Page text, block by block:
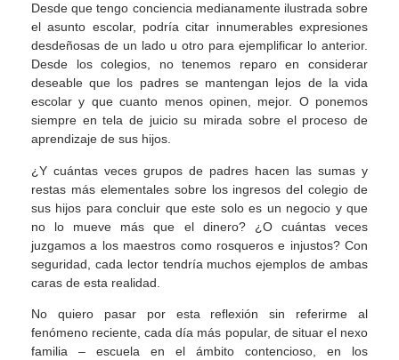
Desde que tengo conciencia medianamente ilustrada sobre
el asunto escolar, podría citar innumerables expresiones
desdeñosas de un lado u otro para ejemplificar lo anterior.
Desde los colegios, no tenemos reparo en considerar
deseable que los padres se mantengan lejos de la vida
escolar y que cuanto menos opinen, mejor. O ponemos
siempre en tela de juicio su mirada sobre el proceso de
aprendizaje de sus hijos.
¿Y cuántas veces grupos de padres hacen las sumas y
restas más elementales sobre los ingresos del colegio de
sus hijos para concluir que este solo es un negocio y que
no lo mueve más que el dinero? ¿O cuántas veces
juzgamos a los maestros como rosqueros e injustos? Con
seguridad, cada lector tendría muchos ejemplos de ambas
caras de esta realidad.
No quiero pasar por esta reflexión sin referirme al
fenómeno reciente, cada día más popular, de situar el nexo
familia – escuela en el ámbito contencioso, en los